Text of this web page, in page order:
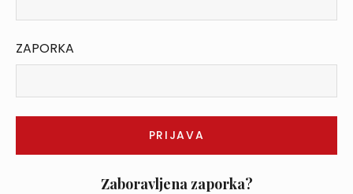
ZAPORKA
Zaboravljena zaporka?